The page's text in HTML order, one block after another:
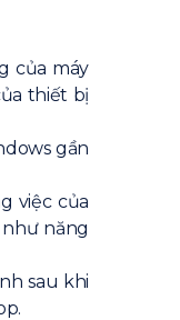
của máy
thiết bị
gần
việc của
năng
sau khi